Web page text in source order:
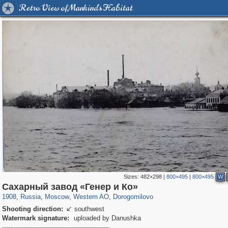
Retro View of Mankind's Habitat
Sizes: 482×298| 800×495| 800×495 W
Сахарный завод «Генер и Ко»
1908, Russia
1,406,255 29,243
, Moscow
319,780 8,286
, Western AO
27,129 310
, Dorogomilovo
6,082 107
Shooting direction:  southwest
Watermark signature:
uploaded by Danushka